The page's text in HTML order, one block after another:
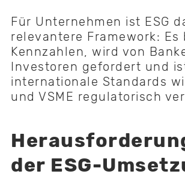
Für Unternehmen ist ESG
relevantere Framework: Es
Kennzahlen, wird von
Investoren gefordert und
internationale Standards
und VSME regulatorisch
der ESG-